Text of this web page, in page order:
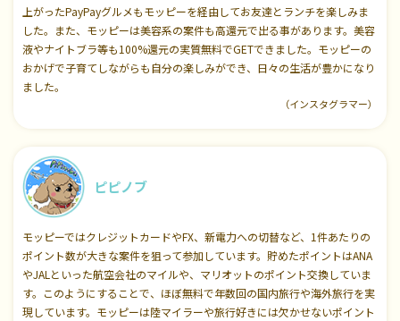
上がったPayPayグルメもモッピーを経由してお友達とランチを楽しみま
した。また、モッピーは美容系の案件も高還元で出る事があります。美容
液やナイトブラ等も100%還元の実質無料でGETできました。モッピーの
おかげで子育てしながらも自分の楽しみができ、日々の生活が豊かになり
ました。
（インスタグラマー）
ピピノブ
モッピーではクレジットカードやFX、新電力への切替など、1件あたりの
ポイント数が大きな案件を狙って参加しています。貯めたポイントはANA
やJALといった航空会社のマイルや、マリオットのポイント交換していま
す。このようにすることで、ほぼ無料で年数回の国内旅行や海外旅行を実
現しています。モッピーは陸マイラーや旅行好きには欠かせないポイント